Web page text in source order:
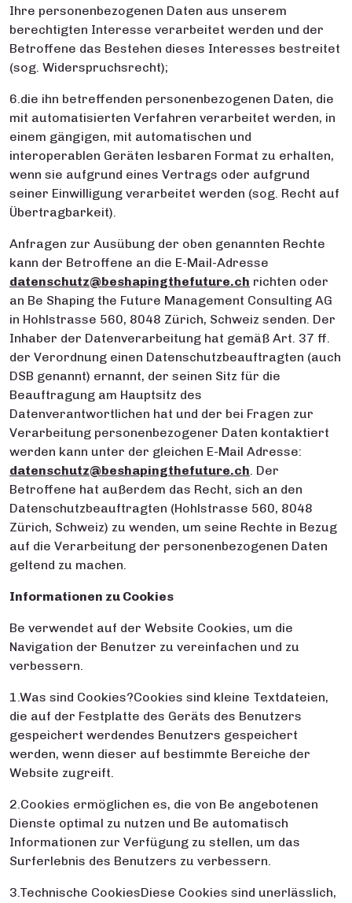
Ihre personenbezogenen Daten aus unserem
berechtigten Interesse verarbeitet werden und der
Betroffene das Bestehen dieses Interesses bestreitet
(sog. Widerspruchsrecht);
6.die ihn betreffenden personenbezogenen Daten, die
mit automatisierten Verfahren verarbeitet werden, in
einem gängigen, mit automatischen und
interoperablen Geräten lesbaren Format zu erhalten,
wenn sie aufgrund eines Vertrags oder aufgrund
seiner Einwilligung verarbeitet werden (sog. Recht auf
Übertragbarkeit).
Anfragen zur Ausübung der oben genannten Rechte
kann der Betroffene an die E-Mail-Adresse
datenschutz@beshapingthefuture.ch richten oder
an Be Shaping the Future Management Consulting AG
in Hohlstrasse 560, 8048 Zürich, Schweiz senden. Der
Inhaber der Datenverarbeitung hat gemäß Art. 37 ff.
der Verordnung einen Datenschutzbeauftragten (auch
DSB genannt) ernannt, der seinen Sitz für die
Beauftragung am Hauptsitz des
Datenverantwortlichen hat und der bei Fragen zur
Verarbeitung personenbezogener Daten kontaktiert
werden kann unter der gleichen E-Mail Adresse:
datenschutz@beshapingthefuture.ch. Der
Betroffene hat außerdem das Recht, sich an den
Datenschutzbeauftragten (Hohlstrasse 560, 8048
Zürich, Schweiz) zu wenden, um seine Rechte in Bezug
auf die Verarbeitung der personenbezogenen Daten
geltend zu machen.
Informationen zu Cookies
Be verwendet auf der Website Cookies, um die
Navigation der Benutzer zu vereinfachen und zu
verbessern.
1.Was sind Cookies?Cookies sind kleine Textdateien,
die auf der Festplatte des Geräts des Benutzers
gespeichert werdendes Benutzers gespeichert
werden, wenn dieser auf bestimmte Bereiche der
Website zugreift.
2.Cookies ermöglichen es, die von Be angebotenen
Dienste optimal zu nutzen und Be automatisch
Informationen zur Verfügung zu stellen, um das
Surferlebnis des Benutzers zu verbessern.
3.Technische CookiesDiese Cookies sind unerlässlich,